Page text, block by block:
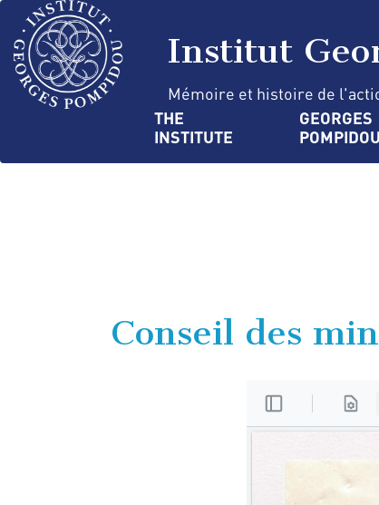
Skip
main
content
Institut
Mémoire et histoire de
Navigation
principale
THE
INSTITUTE
GEORGES
POMPIDOU
Conseil des
Cookies management panel